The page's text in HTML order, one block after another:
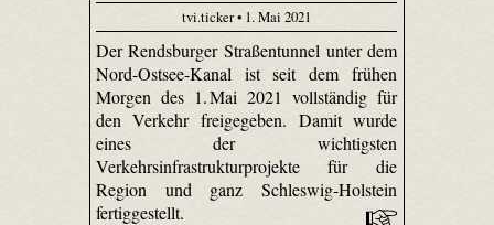
tvi.ticker • 1. Mai 2021
Der Rendsburger Straßentunnel unter dem
Nord-Ostsee-Kanal ist seit dem frühen
Morgen des 1. Mai 2021 vollständig für
den Verkehr freigegeben. Damit wurde
eines der wichtigsten
Verkehrsinfrastrukturprojekte für die
Region und ganz Schleswig-Holstein
fertiggestellt.